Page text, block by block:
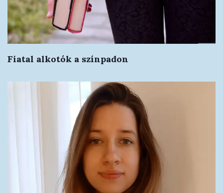
Fiatal alkotók a színpadon